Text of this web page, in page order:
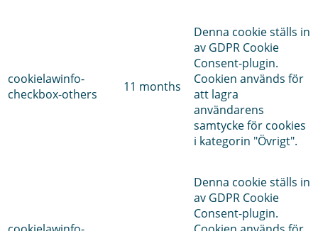
cookielawinfo-
checkbox-others
11 months
Denna cookie ställs in
av GDPR Cookie
Consent-plugin.
Cookien används för
att lagra
användarens
samtycke för cookies
i kategorin "Övrigt".
Denna cookie ställs in
av GDPR Cookie
Consent-plugin.